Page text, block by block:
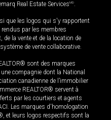
Real Estate ServicesMD.
que les logos qui s'y rapportent
par les membres
de la vente et de la location de
de vente collaborative.
sont des marques
compagnie dont la National
canadienne de l’immobilier
REALTOR® servent à
par les courtiers et agents
Les marques d'homologation
et leurs logos respectifs sont la